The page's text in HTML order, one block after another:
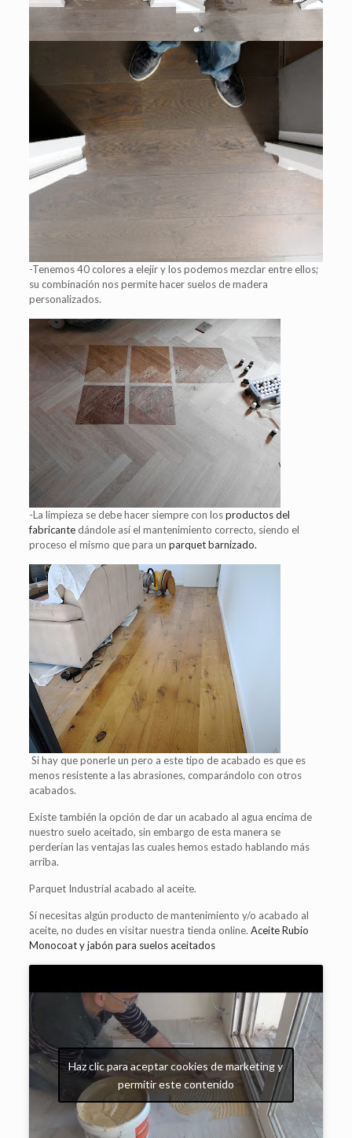
-Tenemos 40 colores a elejir y los podemos mezclar entre ellos;
su combinación nos permite hacer suelos de madera
personalizados.
-La limpieza se debe hacer siempre con losproductos del
fabricantedándole así el mantenimiento correcto, siendo el
proceso el mismo que para un parquet barnizado.
Si hay que ponerle un pero a este tipo de acabado es que es
menos resistente a las abrasiones, comparándolo con otros
acabados.
Existe también la opción de dar un acabado al agua encima de
nuestro suelo aceitado, sin embargo de esta manera se
perderían las ventajas las cuales hemos estado hablando más
arriba.
Parquet Industrial acabado al aceite.
Sí necesitas algún producto de mantenimiento y/o acabado al
aceite, no dudes en visitar nuestra tienda online. Aceite Rubio
Monocoat y jabón para suelos aceitados
Haz clic para aceptar cookies de marketing y
permitir este contenido